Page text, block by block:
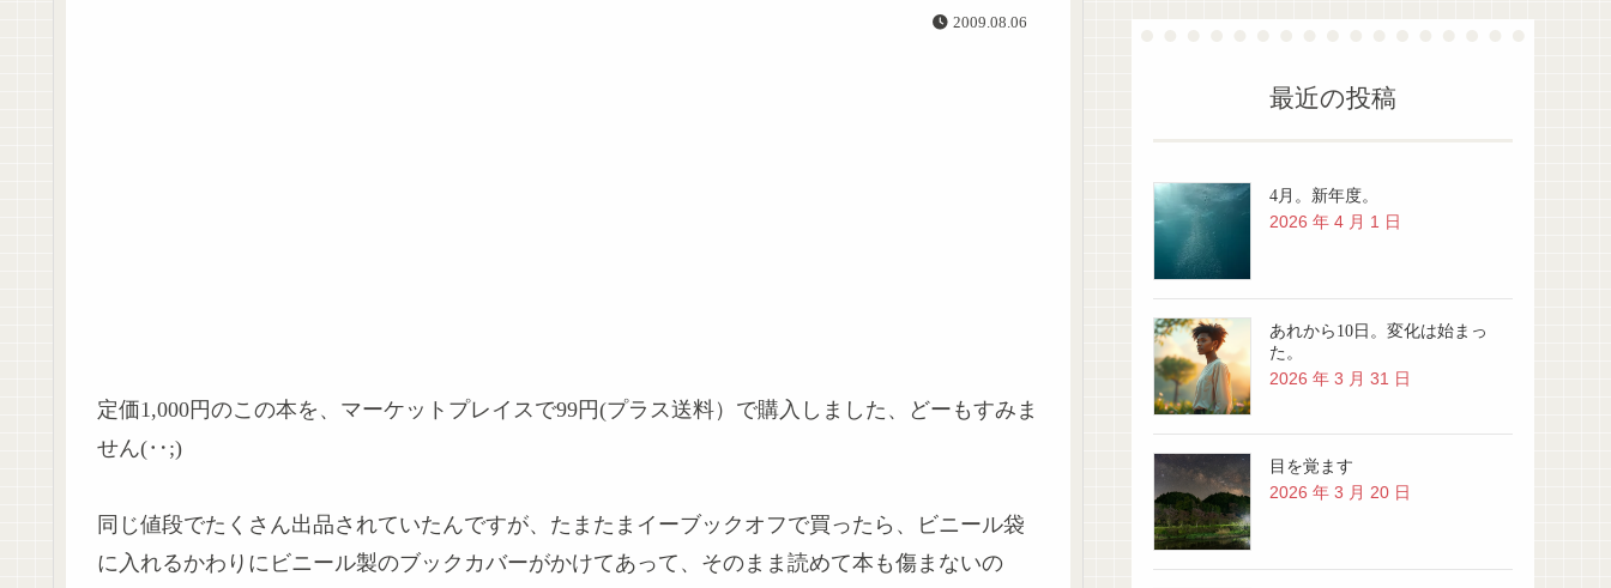
2009.08.06
定価1,000円のこの本を、マーケットプレイスで99円(プラス送料）で購入しました、どーもすみま
せん(‥;)
同じ値段でたくさん出品されていたんですが、たまたまイーブックオフで買ったら、ビニール袋
に入れるかわりにビニール製のブックカバーがかけてあって、そのまま読めて本も傷まないの
最近の投稿
4月。新年度。
2026 年 4 月 1 日
あれから10日。変化は始まっ
た。
2026 年 3 月 31 日
目を覚ます
2026 年 3 月 20 日